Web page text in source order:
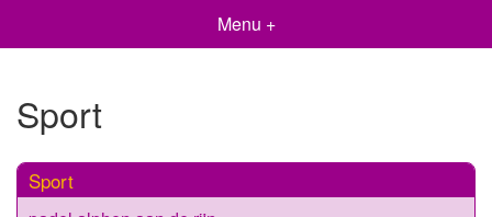
Menu +
Sport
Sport